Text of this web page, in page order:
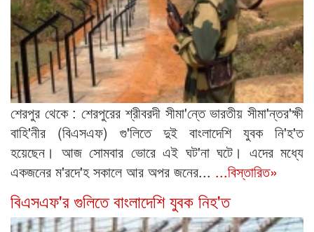
শেরপুর থেকে : শেরপুরের শ্রীবরদী সীমা'ন্তে ভারতীয় সীমা'ন্তর'ক্ষী
বাহি'নীর (বিএসএফ) গু'লিতে দুই বাংলাদেশি যুবক নি'হ'ত
হয়েছেন। আজ সোমবার ভোরে এই ঘট'না ঘটে। এদের মধ্যে
একজনের ম'রদে'হ সকালে আর অপর জনের... ...বিস্তারিত»
বিএসএফ'র গুলিতে বাংলাদেশি যুবক নিহ'ত